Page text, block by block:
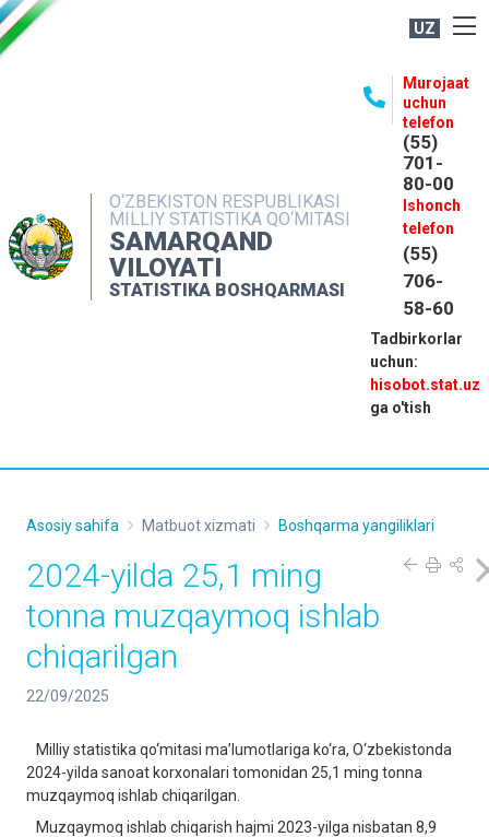
UZ
O‘ZBEKISTON RESPUBLIKASI
MILLIY STATISTIKA QO‘MITASI
SAMARQAND
VILOYATI
STATISTIKA BOSHQARMASI
Murojaat
uchun
telefon
(55)
701-
80-00
Ishonch
telefon
(55)
706-
58-60
Tadbirkorlar
uchun:
hisobot.stat.uz
ga o'tish
MATBUOT XIZMATI
MUROJAATLAR
KONTAKTLAR
Asosiy sahifa Matbuot xizmati Boshqarma yangiliklari
2024-yilda 25,1 ming
tonna muzqaymoq ishlab
chiqarilgan
22/09/2025
Milliy statistika qo‘mitasi ma’lumotlariga ko‘ra, O‘zbekistonda
2024-yilda sanoat korxonalari tomonidan 25,1 ming tonna
muzqaymoq ishlab chiqarilgan.
Muzqaymoq ishlab chiqarish hajmi 2023-yilga nisbatan 8,9